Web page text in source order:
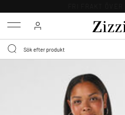
Menu